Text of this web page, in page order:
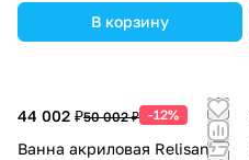
В корзину
44 002 ₽50 002 ₽ -12%
Ванна акриловая Relisan